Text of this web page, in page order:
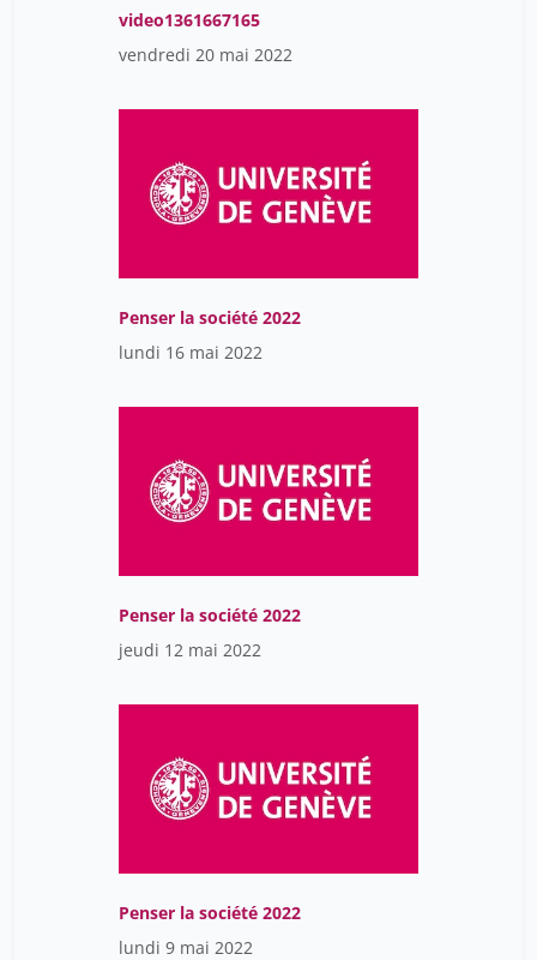
video1361667165
vendredi 20 mai 2022
Penser la société 2022
lundi 16 mai 2022
Penser la société 2022
jeudi 12 mai 2022
Penser la société 2022
lundi 9 mai 2022